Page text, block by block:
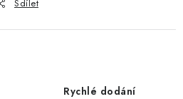
Sdílet
Rychlé dodání